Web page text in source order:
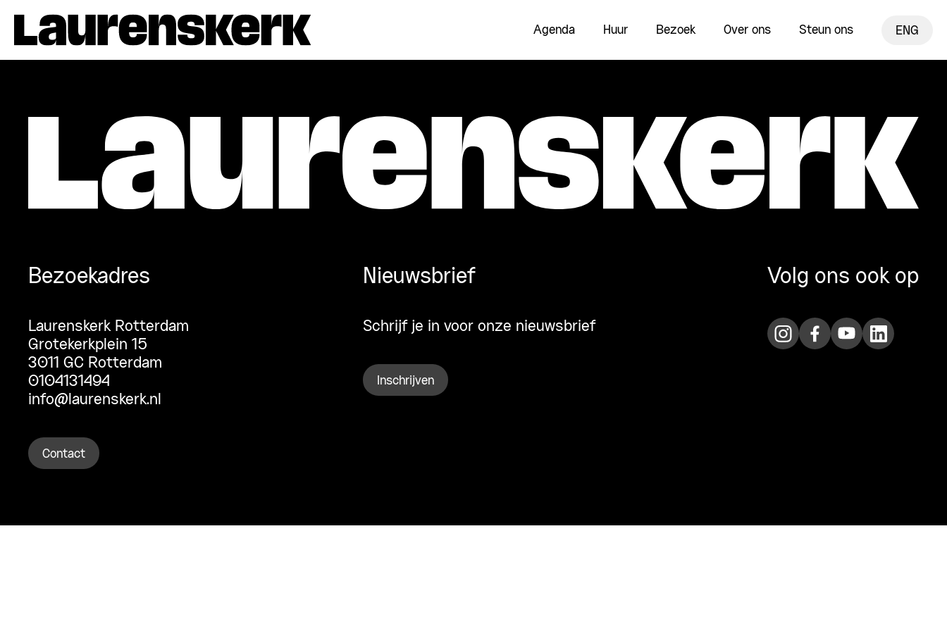
Agenda Huur Bezoek Over ons Steun ons ENG
Bezoekadres
Laurenskerk Rotterdam
Grotekerkplein 15
3011 GC Rotterdam
0104131494
info@laurenskerk.nl
Contact
Nieuwsbrief
Schrijf je in voor onze nieuwsbrief
Inschrijven
Volg ons ook op